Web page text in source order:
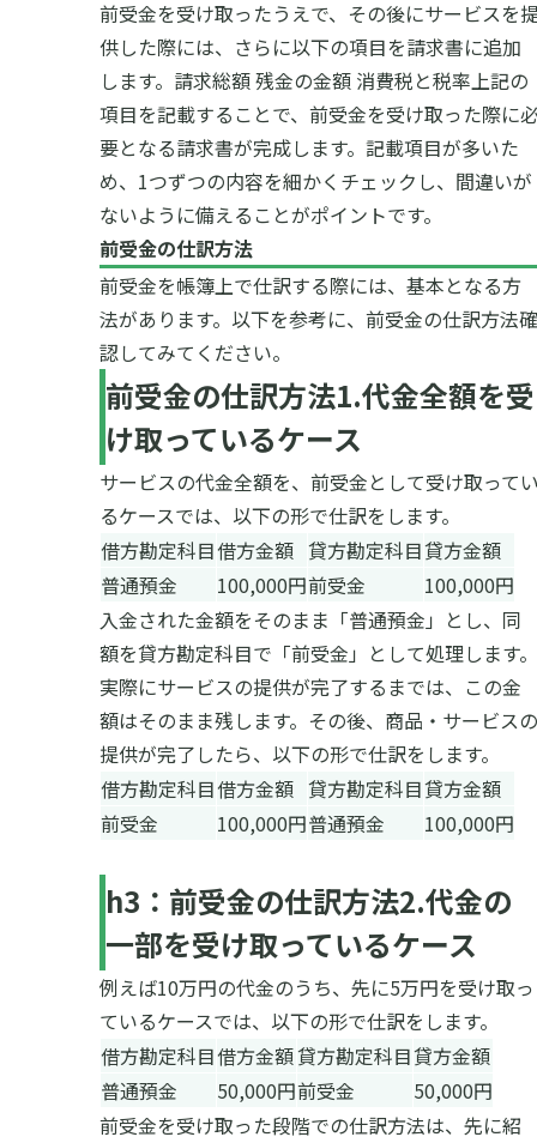
前受金を受け取ったうえで、その後にサービスを
供した際には、さらに以下の項目を請求書に追加
します。 請求総額残金の金額 消費税と税率上記の
項目を記載することで、前受金を受け取った際に
要となる請求書が完成します。記載項目が多いた
め、 1つずつの内容を細かくチェックし、間違いが
ないように備えることがポイントです。
前受金の仕訳方法
前受金を帳簿上で仕訳する際には、基本となる方
法があります。以下を参考に、前受金の仕訳方法確
認してみてください。
前受金の仕訳方法1.代金全額を受
け取っているケース
サービスの代金全額を、前受金として受け取って
るケースでは、以下の形で仕訳をします。
借方勘定科目借方金額 貸方勘定科目貸方金額
普通預金
100,000円前受金
100,000円
入金された金額をそのまま「普通預金」とし、同
額を貸方勘定科目で「前受金」として処理します。
実際にサービスの提供が完了するまでは、この金
額はそのまま残します。その後、商品・サービスの
提供が完了したら、以下の形で仕訳をします。
借方勘定科目借方金額 貸方勘定科目貸方金額
前受金
100,000円普通預金 100,000円
h3 ：前受金の仕訳方法2.代金の
一部を受け取っているケース
例えば10万円の代金のうち、先に5万円を受け取っ
ているケースでは、以下の形で仕訳をします。
借方勘定科目借方金額貸方勘定科目貸方金額
普通預金
50,000円前受金
50,000円
前受金を受け取った段階での仕訳方法は、先に紹